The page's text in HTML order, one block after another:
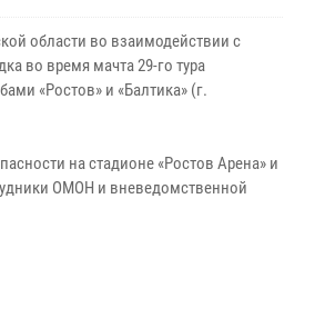
области во взаимодействии с
во время мачта 29-го тура
«Ростов» и «Балтика» (г.
на стадионе «Ростов Арена» и
ОМОН и вневедомственной